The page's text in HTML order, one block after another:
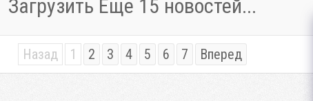
Загрузить Еще 15 новостей...
Назад 1 2 3 4 5 6 7 Вперед